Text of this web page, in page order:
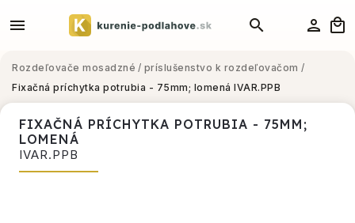
Rozdeľovače mosadzné / príslušenstvo k rozdeľovačom /
Fixačná príchytka potrubia - 75mm; lomená IVAR.PPB
FIXAČNÁ PRÍCHYTKA POTRUBIA - 75MM;
LOMENÁ
IVAR.PPB